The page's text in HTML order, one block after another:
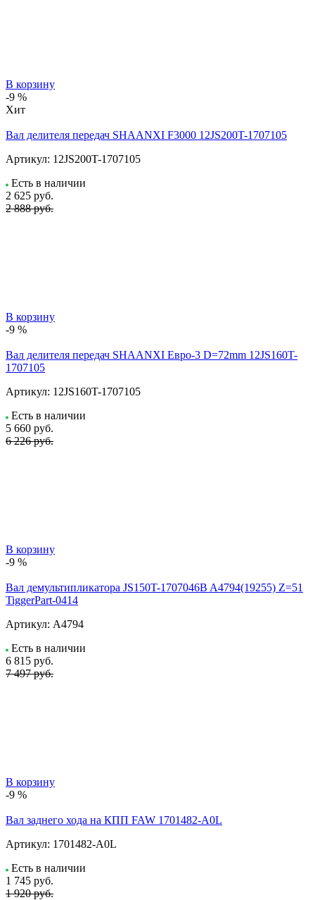
В корзину
-9 %
Хит
Вал делителя передач SHAANXI F3000 12JS200T-1707105
Артикул: 12JS200T-1707105
Есть в наличии
2 625 руб.
2 888 руб.
В корзину
-9 %
Вал делителя передач SHAANXI Евро-3 D=72mm 12JS160T-
1707105
Артикул: 12JS160T-1707105
Есть в наличии
5 660 руб.
6 226 руб.
В корзину
-9 %
Вал демультипликатора JS150T-1707046B A4794(19255) Z=51
TiggerPart-0414
Артикул: A4794
Есть в наличии
6 815 руб.
7 497 руб.
В корзину
-9 %
Вал заднего хода на КПП FAW 1701482-A0L
Артикул: 1701482-A0L
Есть в наличии
1 745 руб.
1 920 руб.